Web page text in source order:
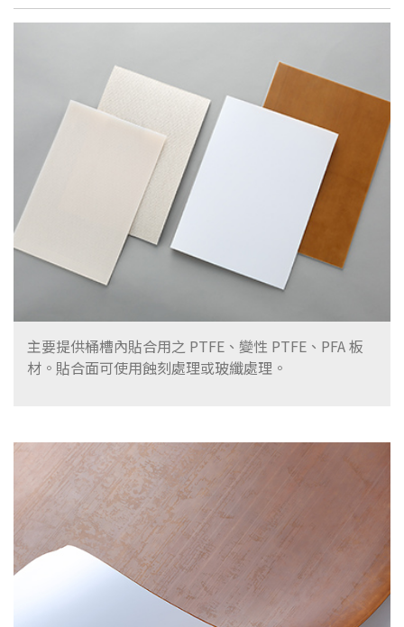
主要提供桶槽內貼合用之 PTFE、變性 PTFE、PFA 板
材。貼合面可使用蝕刻處理或玻纖處理。